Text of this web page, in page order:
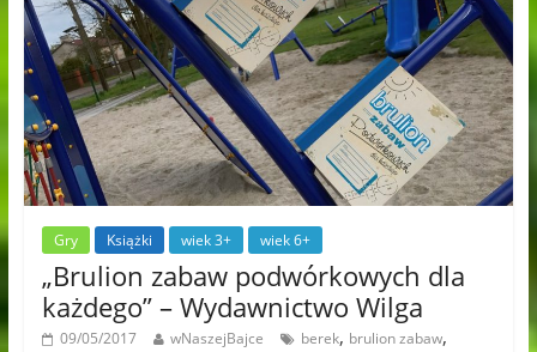
Gry Książki wiek 3+ wiek 6+
„Brulion zabaw podwórkowych dla
każdego” – Wydawnictwo Wilga
09/05/2017 wNaszejBajce berek, brulion zabaw,